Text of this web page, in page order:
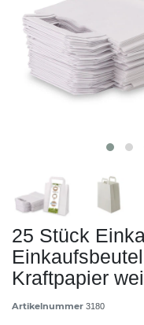
25 Stück
Kraftpapier
Artikelnummer 3180